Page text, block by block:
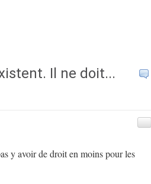
Il ne doit...
y avoir de droit en moins pour les